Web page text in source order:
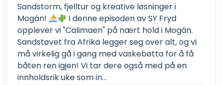
Sandstorm, fjelltur og kreative løsninger i
Mogán!
I denne episoden av SY Fryd
opplever vi "Calimaen" på nært hold i Mogán.
Sandstøvet fra Afrika legger seg over alt, og vi
må virkelig gå i gang med vaskebøtta for å få
båten ren igjen! Vi tar dere også med på en
innholdsrik uke som in...